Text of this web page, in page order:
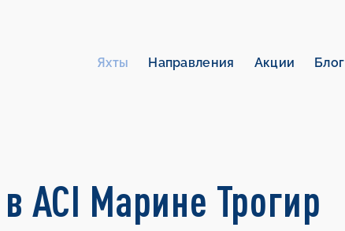
Яхты Направления Акции Блог
ACI Марине Трогир